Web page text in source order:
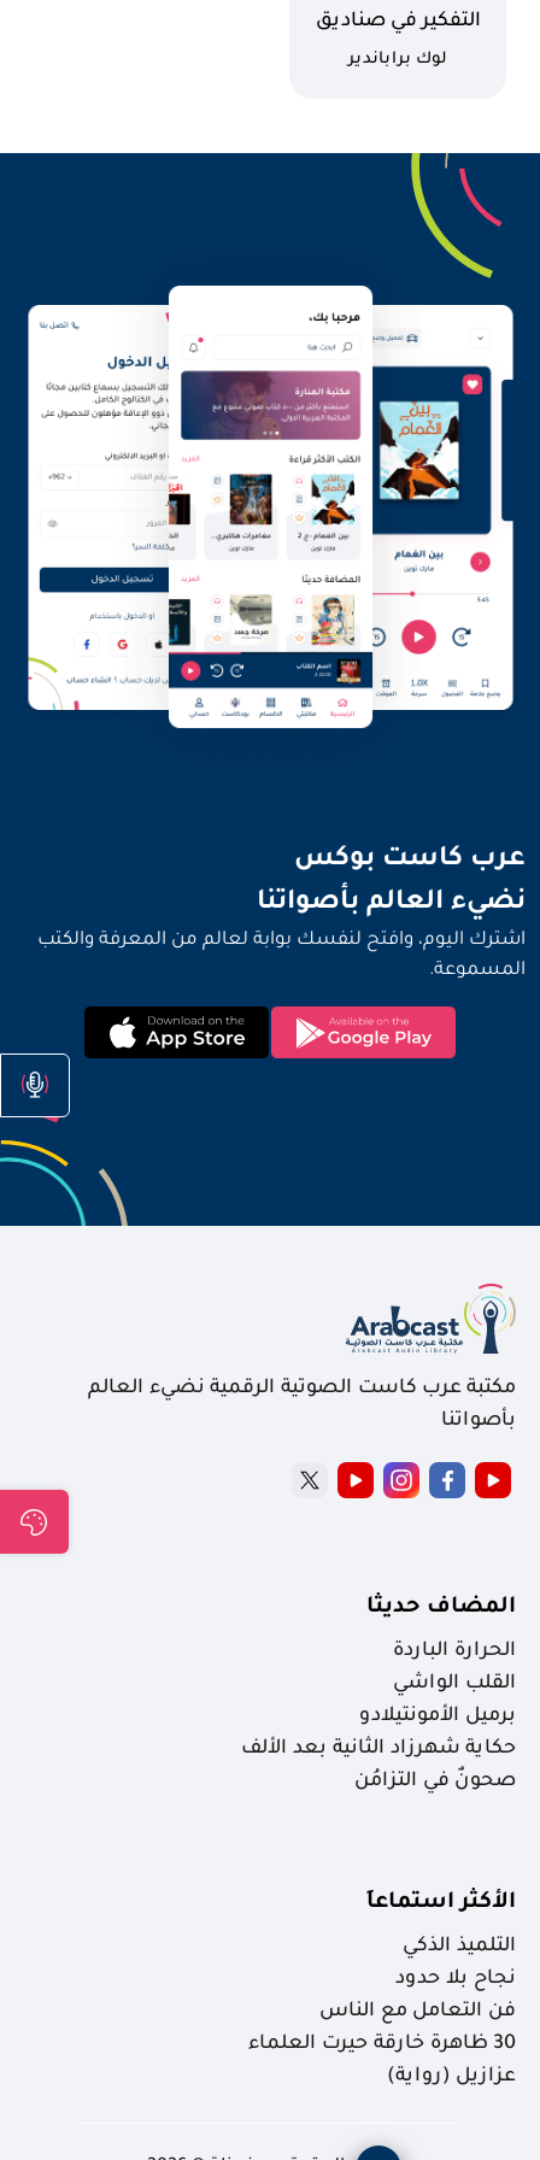
اسم الكتاب
التفكير في صناديق
جديدةكاتب
لوك براباندير
عرب كاست بوكس
نضيء العالم بأصواتنا
اشترك اليوم، وافتح لنفسك بوابة لعالم من المعرفة والكتب
المسموعة.
مكتبة عرب كاست الصوتية الرقمية نضيء العالم
بأصواتنا
المضاف حديثا
الحرارة الباردة
القلب الواشي
برميل الأمونتيلادو
حكاية شهرزاد الثانية بعد الألف
صحونٌ في التزامُن
الأكثر استماعاَ
التلميذ الذكي
نجاح بلا حدود
فن التعامل مع الناس
30 ظاهرة خارقة حيرت العلماء
عزازيل (رواية)